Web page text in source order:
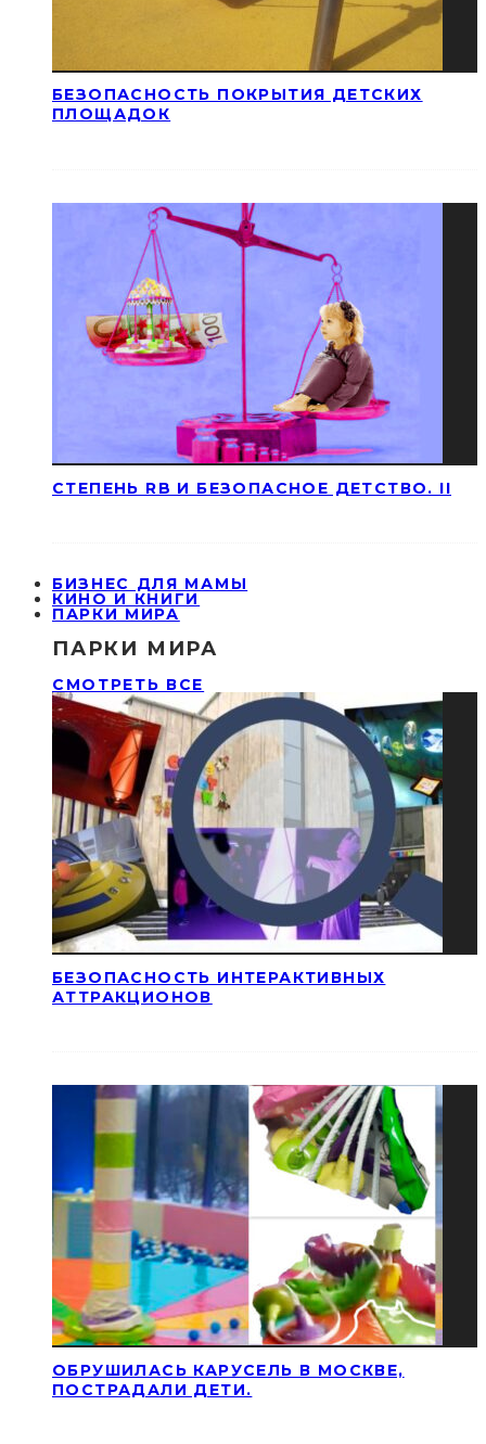
БЕЗОПАСНОСТЬ ПОКРЫТИЯ ДЕТСКИХ
ПЛОЩАДОК
СТЕПЕНЬ RB И БЕЗОПАСНОЕ ДЕТСТВО. II
БИЗНЕС ДЛЯ МАМЫ
КИНО И КНИГИ
ПАРКИ МИРА
ПАРКИ МИРА
СМОТРЕТЬ ВСЕ
БЕЗОПАСНОСТЬ ИНТЕРАКТИВНЫХ
АТТРАКЦИОНОВ
ОБРУШИЛАСЬ КАРУСЕЛЬ В МОСКВЕ,
ПОСТРАДАЛИ ДЕТИ.